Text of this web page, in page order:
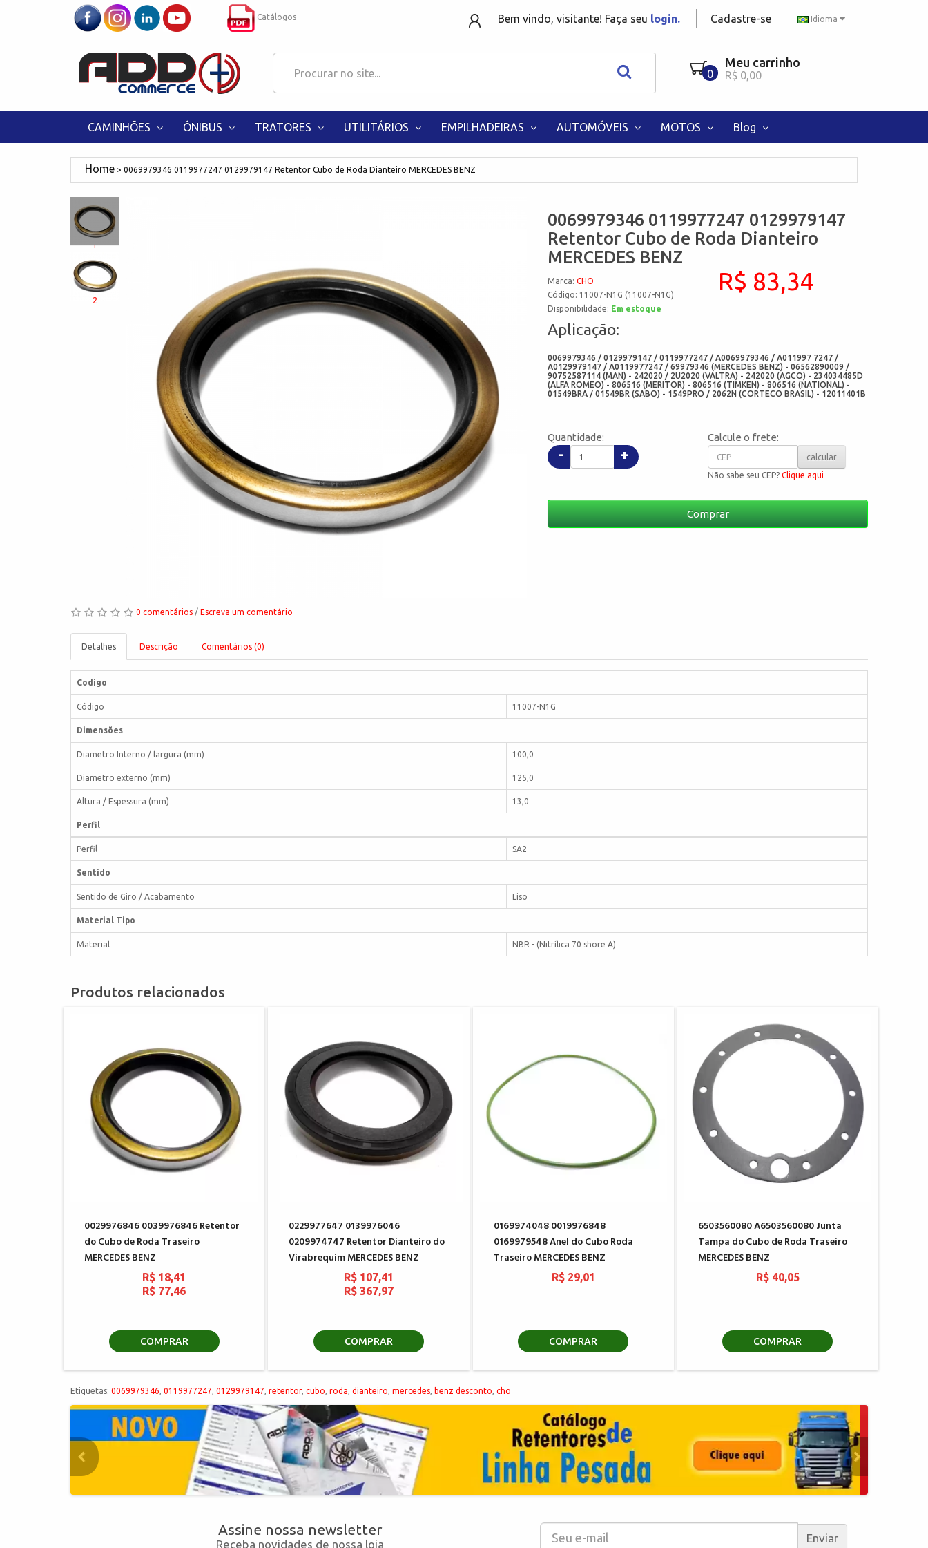
Idioma
Catálogos Bem vindo, visitante! Faça seu login. Cadastre-se
0
Meu carrinho
R$ 0,00
CAMINHÕES ÔNIBUS TRATORES UTILITÁRIOS EMPILHADEIRAS AUTOMÓVEIS MOTOS Blog
0069979346 0119977247 0129979147 Retentor Cubo de Roda Dianteiro MERCEDES BENZ
1
2
0 comentários / Escreva um comentário
0069979346 0119977247 0129979147
Retentor Cubo de Roda Dianteiro
MERCEDES BENZ
Marca:CHO
Código: 11007-N1G (11007-N1G)
Disponibilidade: Em estoque
R$ 83,34
Aplicação:
0069979346 / 0129979147 / 0119977247 / A0069979346 / A011997 7247 /
A0129979147 / A0119977247 / 69979346 (MERCEDES BENZ) - 06562890009 /
90752587114 (MAN) - 242020 / 2U2020 (VALTRA) - 242020 (AGCO) - 234034485D
(ALFA ROMEO) - 806516 (MERITOR) - 806516 (TIMKEN) - 806516 (NATIONAL) -
01549BRA / 01549BR (SABO) - 1549PRO / 2062N (CORTECO BRASIL) - 12011401B
(CORTECO FREDENBERG) - 4.20365 / 420365 (DIESEL TECHNIC) - 562.874 /
Quantidade:
- +
Calcule o frete:
calcular
Não sabe seu CEP?Clique aqui
Comprar
Detalhes Descrição Comentários (0)
Codigo
Código 11007-N1G
Dimensões
Diametro Interno / largura (mm) 100,0
Diametro externo (mm) 125,0
Altura / Espessura (mm) 13,0
Perfil
Perfil SA2
Sentido
Sentido de Giro / Acabamento Liso
Material Tipo
Material NBR - (Nitrílica 70 shore A)
Produtos relacionados
0029976846 0039976846 Retentor
do Cubo de Roda Traseiro
MERCEDES BENZ
R$ 18,41
R$ 77,46
COMPRAR
0229977647 0139976046
0209974747 Retentor Dianteiro do
Virabrequim MERCEDES BENZ
R$ 107,41
R$ 367,97
COMPRAR
0169974048 0019976848
0169979548 Anel do Cubo Roda
Traseiro MERCEDES BENZ
R$ 29,01
COMPRAR
6503560080 A6503560080 Junta
Tampa do Cubo de Roda Traseiro
MERCEDES BENZ
R$ 40,05
COMPRAR
Etiquetas: 0069979346 0119977247 0129979147 retentor, cubo roda dianteiro mercedes benz desconto cho
Assine nossa newsletter
Receba novidades de nossa loja Enviar